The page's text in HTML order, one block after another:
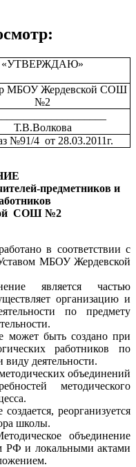
«УТВЕРЖДАЮ»
МБОУ Жердевской СОШ
№2
Т.В.Волкова
№91/4 от 28.03.2011г.
предметников и
СОШ №2
в соответствии с
МБОУ Жердевской
является частью
организацию и
по предмету
может быть создано при
работников по
деятельности.
объединений
методического
реорганизуется
школы.
объединение
РФ и локальными актами